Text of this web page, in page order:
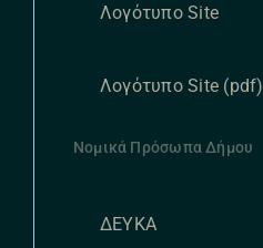
Λογότυπο Site
Λογότυπο Site (pdf)
Νομικά Πρόσωπα Δήμου
ΔΕΥΚΑ